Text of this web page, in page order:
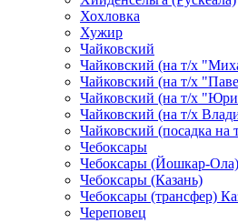
Хохловка
Хужир
Чайковский
Чайковский (на т/х
Чайковский (на т/х
Чайковский (на т/х
Чайковский (на т/х
Чайковский (посадка
Чебоксары
Чебоксары (Йошкар-Ола)
Чебоксары (Казань)
Чебоксары (трансфер)
Череповец